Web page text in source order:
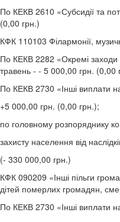
По КЕКВ 2610 «Субсидії та
(0,00 грн.)
КФК 110103 Філармонії,
По КЕКВ 2282 «Окремі заходи
травень - - 5 000,00 грн. (0,00
По КЕКВ 2730 «Інші виплати
+5 000,00 грн. (0,00 грн.);
по головному розпоряднику
захисту населення від
(- 330 000,00 грн.)
КФК 090209 «Інші пільги
дітей померлих громадян,
По КЕКВ 2730 «Інші виплати